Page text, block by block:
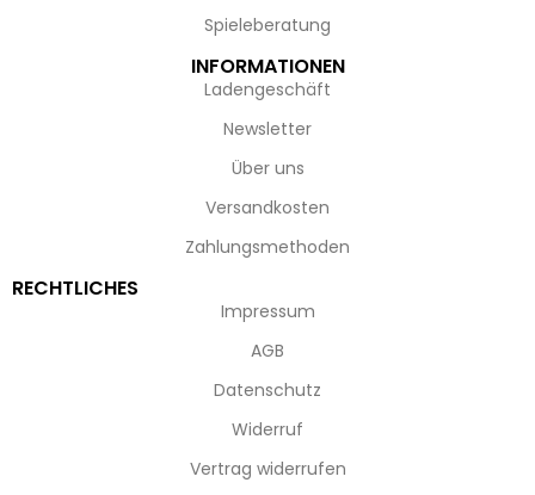
Spieleberatung
INFORMATIONEN
Ladengeschäft
Newsletter
Über uns
Versandkosten
Zahlungsmethoden
RECHTLICHES
Impressum
AGB
Datenschutz
Widerruf
Vertrag widerrufen